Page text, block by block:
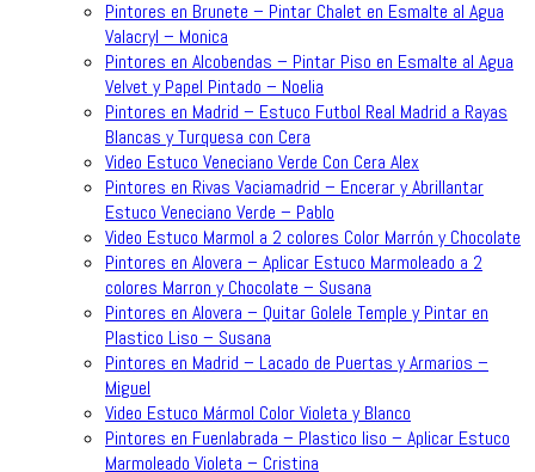
Pintores en Brunete – Pintar Chalet en Esmalte al Agua
Valacryl – Monica
Pintores en Alcobendas – Pintar Piso en Esmalte al Agua
Velvet y Papel Pintado – Noelia
Pintores en Madrid – Estuco Futbol Real Madrid a Rayas
Blancas y Turquesa con Cera
Video Estuco Veneciano Verde Con Cera Alex
Pintores en Rivas Vaciamadrid – Encerar y Abrillantar
Estuco Veneciano Verde – Pablo
Video Estuco Marmol a 2 colores Color Marrón y Chocolate
Pintores en Alovera – Aplicar Estuco Marmoleado a 2
colores Marron y Chocolate – Susana
Pintores en Alovera – Quitar Golele Temple y Pintar en
Plastico Liso – Susana
Pintores en Madrid – Lacado de Puertas y Armarios –
Miguel
Video Estuco Mármol Color Violeta y Blanco
Pintores en Fuenlabrada – Plastico liso – Aplicar Estuco
Marmoleado Violeta – Cristina